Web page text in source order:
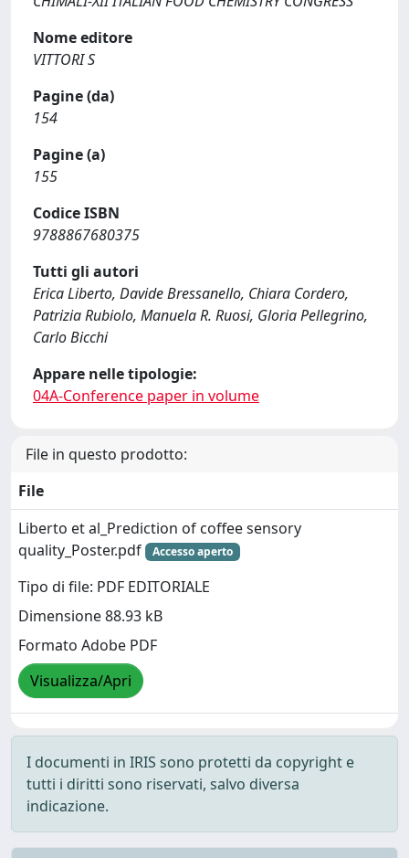
Nome editore
VITTORI S
Pagine (da)
154
Pagine (a)
155
Codice ISBN
9788867680375
Tutti gli autori
Erica Liberto, Davide Bressanello, Chiara Cordero,
Patrizia Rubiolo, Manuela R. Ruosi, Gloria Pellegrino,
Carlo Bicchi
Appare nelle tipologie:
04A-Conference paper in volume
File in questo prodotto:
File
Liberto et al_Prediction of coffee sensory
quality_Poster.pdf
Accesso aperto
Tipo di file: PDF EDITORIALE
Dimensione 88.93 kB
Formato Adobe PDF
Visualizza/Apri
I documenti in IRIS sono protetti da copyright e
tutti i diritti sono riservati, salvo diversa
indicazione.